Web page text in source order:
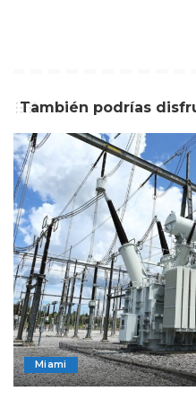
También podrías
Miami